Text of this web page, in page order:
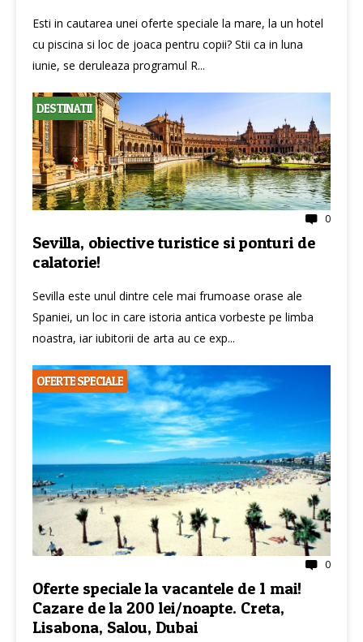
Esti in cautarea unei oferte speciale la mare, la un hotel
cu piscina si loc de joaca pentru copii? Stii ca in luna
iunie, se deruleaza programul R...
DESTINATII
0
Sevilla, obiective turistice si ponturi de
calatorie!
Sevilla este unul dintre cele mai frumoase orase ale
Spaniei, un loc in care istoria antica vorbeste pe limba
noastra, iar iubitorii de arta au ce exp...
OFERTE SPECIALE
0
Oferte speciale la vacantele de 1 mai!
Cazare de la 200 lei/noapte. Creta,
Lisabona, Salou, Dubai